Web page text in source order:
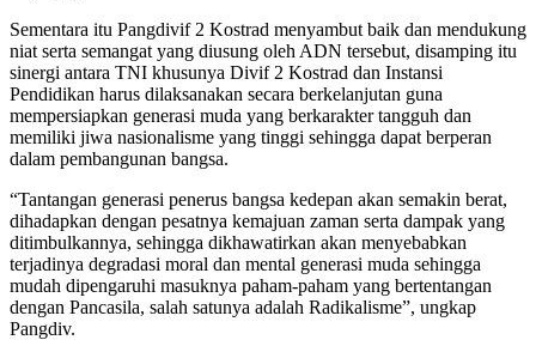
Sementara itu Pangdivif 2 Kostrad menyambut baik dan mendukung
niat serta semangat yang diusung oleh ADN tersebut, disamping itu
sinergi antara TNI khusunya Divif 2 Kostrad dan Instansi
Pendidikan harus dilaksanakan secara berkelanjutan guna
mempersiapkan generasi muda yang berkarakter tangguh dan
memiliki jiwa nasionalisme yang tinggi sehingga dapat berperan
dalam pembangunan bangsa.
“Tantangan generasi penerus bangsa kedepan akan semakin berat,
dihadapkan dengan pesatnya kemajuan zaman serta dampak yang
ditimbulkannya, sehingga dikhawatirkan akan menyebabkan
terjadinya degradasi moral dan mental generasi muda sehingga
mudah dipengaruhi masuknya paham-paham yang bertentangan
dengan Pancasila, salah satunya adalah Radikalisme”, ungkap
Pangdiv.